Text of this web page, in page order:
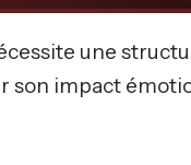
une
son impact